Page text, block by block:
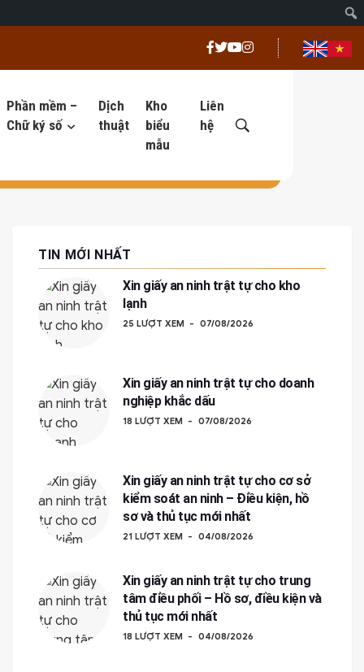
Phần mềm –
Chữ ký số
Dịch
thuật
Kho
biểu
mẫu
Liên
hệ
TIN MỚI NHẤT
Xin giấy an ninh trật tự cho kho
lạnh
25 LƯỢT XEM 07/08/2026
Xin giấy an ninh trật tự cho doanh
nghiệp khắc dấu
18 LƯỢT XEM 07/08/2026
Xin giấy an ninh trật tự cho cơ sở
kiểm soát an ninh – Điều kiện, hồ
sơ và thủ tục mới nhất
21 LƯỢT XEM 04/08/2026
Xin giấy an ninh trật tự cho trung
tâm điều phối – Hồ sơ, điều kiện và
thủ tục mới nhất
18 LƯỢT XEM 04/08/2026